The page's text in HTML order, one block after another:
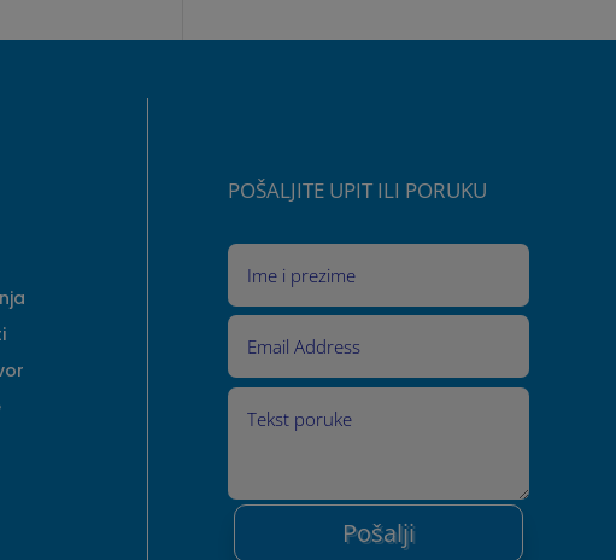
POŠALJITE UPIT ILI PORUKU
Pošalji